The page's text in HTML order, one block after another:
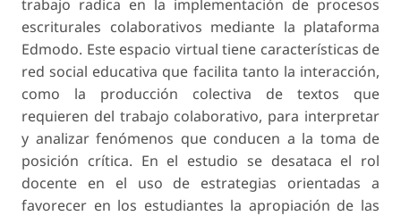
trabajo radica en la implementación de procesos
escriturales colaborativos mediante la plataforma
Edmodo. Este espacio virtual tiene características de
red social educativa que facilita tanto la interacción,
como la producción colectiva de textos que
requieren del trabajo colaborativo, para interpretar
y analizar fenómenos que conducen a la toma de
posición crítica. En el estudio se desataca el rol
docente en el uso de estrategias orientadas a
favorecer en los estudiantes la apropiación de las